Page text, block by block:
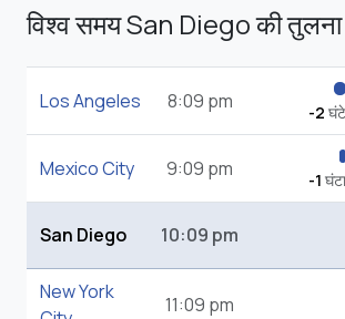
विश्व समय San Diego की
Los Angeles 8:09 pm -2 घंटे
Mexico City 9:09 pm -1 घंटा
San Diego 10:09 pm
New York
11:09 pm